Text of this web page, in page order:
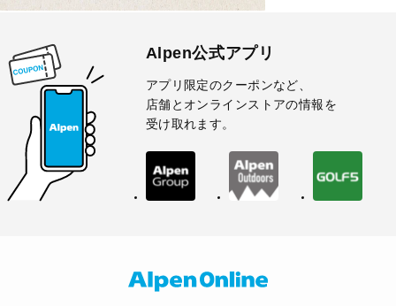
Alpen公式アプリ
アプリ限定のクーポンなど、
店舗とオンラインストアの情報を
受け取れます。